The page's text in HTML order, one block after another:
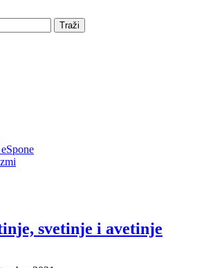
Traži
svetinje i avetinje